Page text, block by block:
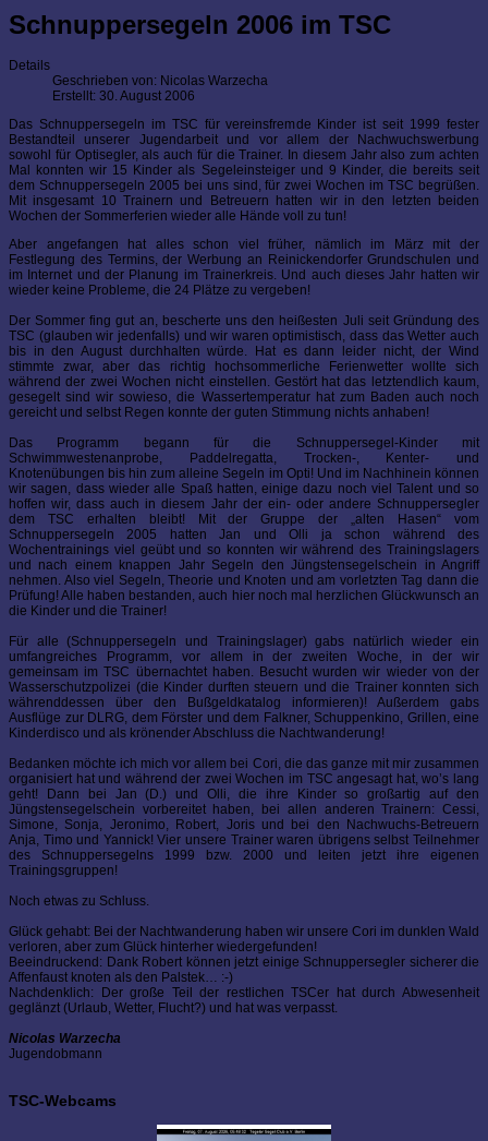
Schnuppersegeln 2006 im TSC
Details
Geschrieben von: Nicolas Warzecha
Erstellt: 30. August 2006
Das Schnuppersegeln im TSC für vereinsfremde Kinder ist seit 1999 fester
Bestandteil unserer Jugendarbeit und vor allem der Nachwuchswerbung
sowohl für Optisegler, als auch für die Trainer. In diesem Jahr also zum achten
Mal konnten wir 15 Kinder als Segeleinsteiger und 9 Kinder, die bereits seit
dem Schnuppersegeln 2005 bei uns sind, für zwei Wochen im TSC begrüßen.
Mit insgesamt 10 Trainern und Betreuern hatten wir in den letzten beiden
Wochen der Sommerferien wieder alle Hände voll zu tun!
Aber angefangen hat alles schon viel früher, nämlich im März mit der
Festlegung des Termins, der Werbung an Reinickendorfer Grundschulen und
im Internet und der Planung im Trainerkreis. Und auch dieses Jahr hatten wir
wieder keine Probleme, die 24 Plätze zu vergeben!
Der Sommer fing gut an, bescherte uns den heißesten Juli seit Gründung des
TSC (glauben wir jedenfalls) und wir waren optimistisch, dass das Wetter auch
bis in den August durchhalten würde. Hat es dann leider nicht, der Wind
stimmte zwar, aber das richtig hochsommerliche Ferienwetter wollte sich
während der zwei Wochen nicht einstellen. Gestört hat das letztendlich kaum,
gesegelt sind wir sowieso, die Wassertemperatur hat zum Baden auch noch
gereicht und selbst Regen konnte der guten Stimmung nichts anhaben!
Das Programm begann für die Schnuppersegel-Kinder mit
Schwimmwestenanprobe, Paddelregatta, Trocken-, Kenter- und
Knotenübungen bis hin zum alleine Segeln im Opti! Und im Nachhinein können
wir sagen, dass wieder alle Spaß hatten, einige dazu noch viel Talent und so
hoffen wir, dass auch in diesem Jahr der ein- oder andere Schnuppersegler
dem TSC erhalten bleibt! Mit der Gruppe der „alten Hasen“ vom
Schnuppersegeln 2005 hatten Jan und Olli ja schon während des
Wochentrainings viel geübt und so konnten wir während des Trainingslagers
und nach einem knappen Jahr Segeln den Jüngstensegelschein in Angriff
nehmen. Also viel Segeln, Theorie und Knoten und am vorletzten Tag dann die
Prüfung! Alle haben bestanden, auch hier noch mal herzlichen Glückwunsch an
die Kinder und die Trainer!
Für alle (Schnuppersegeln und Trainingslager) gabs natürlich wieder ein
umfangreiches Programm, vor allem in der zweiten Woche, in der wir
gemeinsam im TSC übernachtet haben. Besucht wurden wir wieder von der
Wasserschutzpolizei (die Kinder durften steuern und die Trainer konnten sich
währenddessen über den Bußgeldkatalog informieren)! Außerdem gabs
Ausflüge zur DLRG, dem Förster und dem Falkner, Schuppenkino, Grillen, eine
Kinderdisco und als krönender Abschluss die Nachtwanderung!
Bedanken möchte ich mich vor allem bei Cori, die das ganze mit mir zusammen
organisiert hat und während der zwei Wochen im TSC angesagt hat, wo’s lang
geht! Dann bei Jan (D.) und Olli, die ihre Kinder so großartig auf den
Jüngstensegelschein vorbereitet haben, bei allen anderen Trainern: Cessi,
Simone, Sonja, Jeronimo, Robert, Joris und bei den Nachwuchs-Betreuern
Anja, Timo und Yannick! Vier unsere Trainer waren übrigens selbst Teilnehmer
des Schnuppersegelns 1999 bzw. 2000 und leiten jetzt ihre eigenen
Trainingsgruppen!
Noch etwas zu Schluss.
Glück gehabt: Bei der Nachtwanderung haben wir unsere Cori im dunklen Wald
verloren, aber zum Glück hinterher wiedergefunden!
Beeindruckend: Dank Robert können jetzt einige Schnuppersegler sicherer die
Affenfaust knoten als den Palstek… :-)
Nachdenklich: Der große Teil der restlichen TSCer hat durch Abwesenheit
geglänzt (Urlaub, Wetter, Flucht?) und hat was verpasst.
Nicolas Warzecha
Jugendobmann
TSC-Webcams